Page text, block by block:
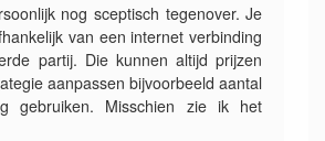
nog sceptisch tegenover. Je
van een internet verbinding
partij. Die kunnen altijd prijzen
aanpassen bijvoorbeeld aantal
gebruiken. Misschien zie ik het